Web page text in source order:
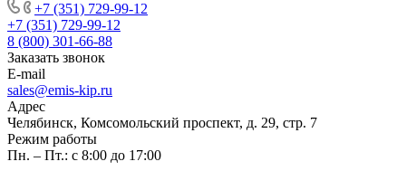
+7 (351) 729-99-12
+7 (351) 729-99-12
8 (800) 301-66-88
Заказать звонок
E-mail
sales@emis-kip.ru
Адрес
Челябинск, Комсомольский проспект, д. 29, стр. 7
Режим работы
Пн. – Пт.: с 8:00 до 17:00